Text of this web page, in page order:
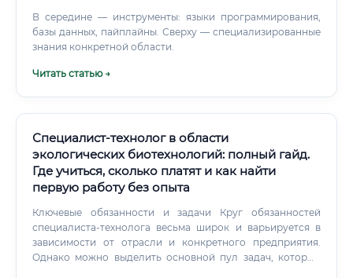
структурирован, если знать, куда смотреть.
В середине — инструменты: языки программирования,
базы данных, пайплайны. Сверху — специализированные
знания конкретной области.
Читать статью →
Специалист-технолог в области
экологических биотехнологий: полный гайд.
Где учиться, сколько платят и как найти
первую работу без опыта
Ключевые обязанности и задачи Круг обязанностей
специалиста-технолога весьма широк и варьируется в
зависимости от отрасли и конкретного предприятия.
Однако можно выделить основной пул задач, который